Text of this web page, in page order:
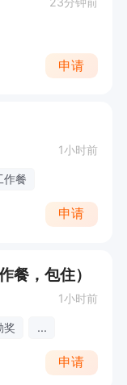
申请
1小时前
作餐
申请
餐，包住）
1小时前
奖 ...
申请